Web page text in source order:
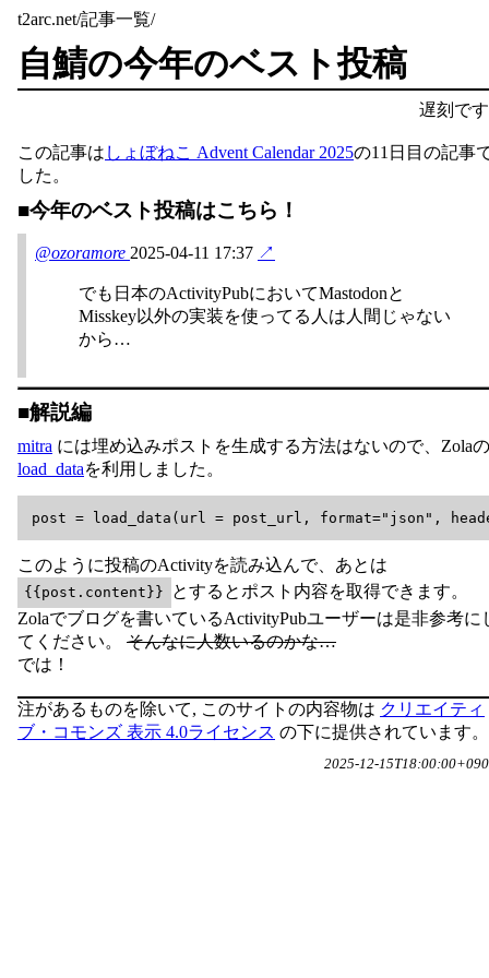
t2arc.net/記事一覧/
自鯖の今年のベスト投稿
遅刻で
この記事は しょぼねこ Advent Calendar 2025の11日目の記事
した。
今年のベスト投稿はこちら！
@ozoramore 2025-04-11 17:37 ↗
でも日本のActivityPubにおいてMastodonと
Misskey以外の実装を使ってる人は人間じゃない
から…
解説編
mitra には埋め込みポストを生成する方法はないので、Zolaの
load_dataを利用しました。
このように投稿のActivityを読み込んで、あとは
{{post.content}}
とするとポスト内容を取得できます。
Zolaでブログを書いているActivityPubユーザーは是非参考に
てください。 そんなに人数いるのかな…
では！
注があるものを除いて, このサイトの内容物は クリエイティ
ブ・コモンズ 表示 4.0ライセンス の下に提供されています。
2025-12-